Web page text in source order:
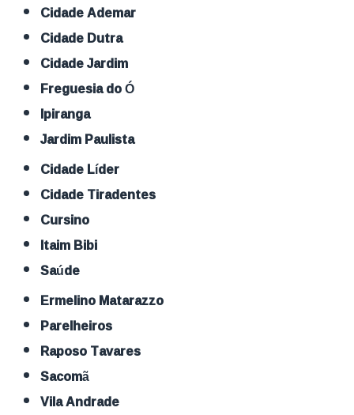
Cidade Ademar
Cidade Dutra
Cidade Jardim
Freguesia do Ó
Ipiranga
Jardim Paulista
Cidade Líder
Cidade Tiradentes
Cursino
Itaim Bibi
Saúde
Ermelino Matarazzo
Parelheiros
Raposo Tavares
Sacomã
Vila Andrade